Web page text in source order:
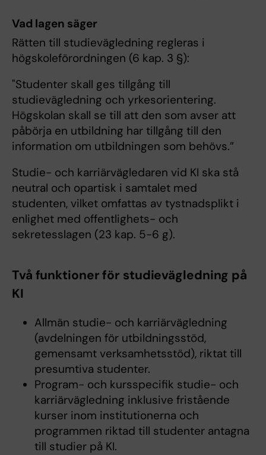
Vad lagen säger
Rätten till studievägledning regleras i
högskoleförordningen (6 kap. 3 §):
"Studenter skall ges tillgång till
studievägledning och yrkesorientering.
Högskolan skall se till att den som avser att
påbörja en utbildning har tillgång till den
information om utbildningen som behövs.”
Studie- och karriärvägledaren vid KI ska stå
neutral och opartisk i samtalet med
studenten, vilket omfattas av tystnadsplikt i
enlighet med offentlighets- och
sekretesslagen (23 kap. 5-6 g).
Två funktioner för studievägledning på
KI
Allmän studie- och karriärvägledning
(avdelningen för utbildningsstöd,
gemensamt verksamhetsstöd), riktat till
presumtiva studenter.
Program- och kursspecifik studie- och
karriärvägledning inklusive fristående
kurser inom institutionerna och
programmen riktad till studenter antagna
till studier på KI.